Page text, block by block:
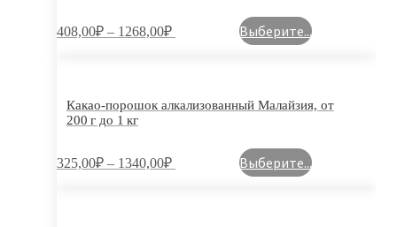
408,00₽ – 1268,00₽ Выберите...
Какао-порошок алкализованный Малайзия, от
200 г до 1 кг
325,00₽ – 1340,00₽ Выберите...